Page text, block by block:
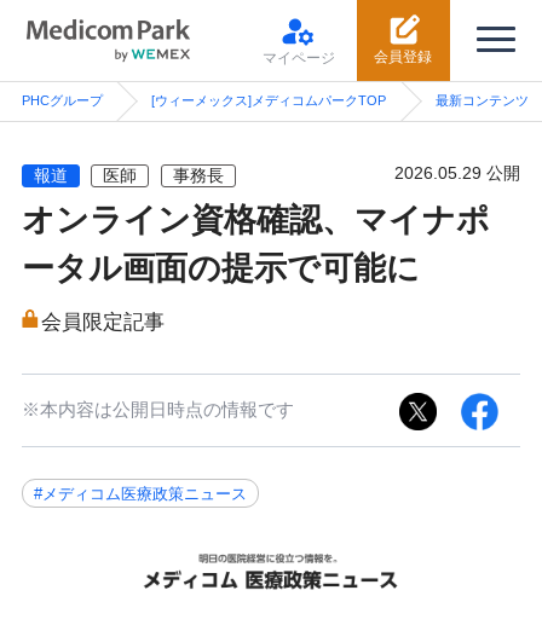
会員登録
マイページ
PHCグループ [ウィーメックス]メディコムパークTOP 最新コンテンツ
報道 医師 事務長 2026.05.29 公開
オンライン資格確認、マイナポ
ータル画面の提示で可能に
会員限定記事
※本内容は公開日時点の情報です
#メディコム医療政策ニュース